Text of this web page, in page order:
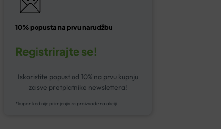
10% popusta na prvu narudžbu
Registrirajte se!
Iskoristite popust od 10% na prvu kupnju
za sve pretplatnike newslettera!
*kupon kod nije primjenjiv za proizvode na akciji